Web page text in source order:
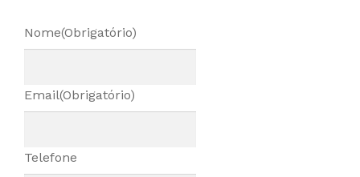
Nome(Obrigatório)
Email(Obrigatório)
Telefone